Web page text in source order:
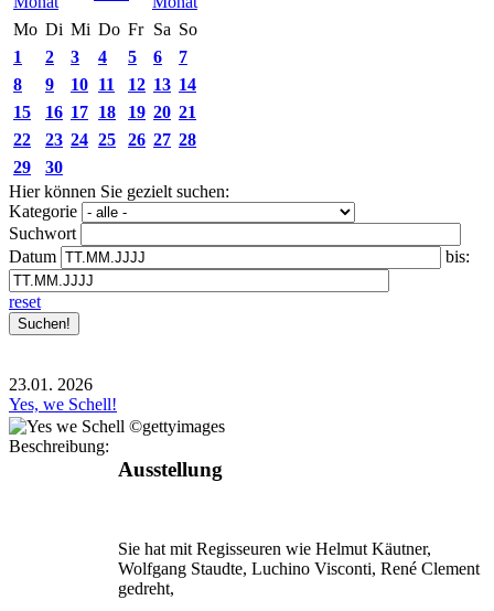
Mo Di Mi Do Fr Sa So
1
2 3 4 5 6
7
8
9 10 11 12 13 14
15
16 17 18 19 20 21
22
23 24 25 26 27 28
29
30
Hier können Sie gezielt suchen:
Kategorie
Suchwort
Datum
bis:
reset
23.01. 2026
Yes, we Schell!
Beschreibung:
Ausstellung
Sie hat mit Regisseuren wie Helmut Käutner,
Wolfgang Staudte, Luchino Visconti, René Clement
gedreht,